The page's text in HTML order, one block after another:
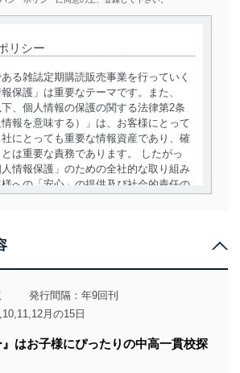
リシー
る雑誌定期購読販売事業を行っていく
保護」は重要なテーマです。また、
下、個人情報の保護の関する法律第2条
報を意味する）」は、お客様にとって
にとっても重要な情報資産であり、確
は重要な責務であります。 したがっ
情報保護」のための全社的な取り組み
への「安心」の提供及び社会的責任の
、本人の同意を得たうえで利用目的の
内で適法かつ公正な手段によって取
行います。また、当社が保有している
を得ずに目的外利用、第三者への提
ません。当社においてはこれらの取り組
め、従業者等の教育を徹底してまいり
外利用を行わないために、適切な管理
発行間隔：年9回刊
月の15日
はお子様にぴったりの中高一貫校探